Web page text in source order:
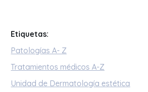
Etiquetas:
Patologías A- Z
Tratamientos médicos A-Z
Unidad de Dermatología estética